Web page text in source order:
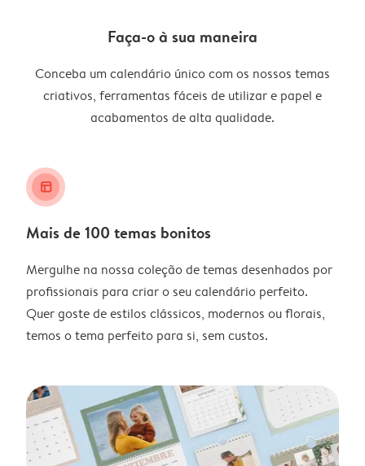
Faça-o à sua maneira
Conceba um calendário único com os nossos temas
criativos, ferramentas fáceis de utilizar e papel e
acabamentos de alta qualidade.
layout_alt
Mais de 100 temas bonitos
Mergulhe na nossa coleção de temas desenhados por
profissionais para criar o seu calendário perfeito.
Quer goste de estilos clássicos, modernos ou florais,
temos o tema perfeito para si, sem custos.